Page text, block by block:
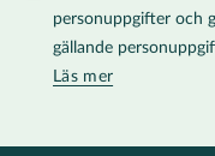
personuppgifter och
gällande
Läs mer